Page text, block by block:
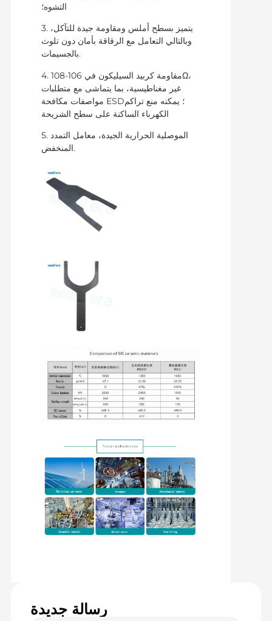
3. يتميز بسطح أملس ومقاومة جيدة للتآكل،
وبالتالي التعامل مع الرقاقة بأمان دون تلوث
بالجسيمات.
4. مقاومة كربيد السيليكون في 106-108Ω،
غير مغناطيسية، بما يتماشى مع متطلبات
مواصفات مكافحة ESD؛ يمكنه منع تراكم
5. الموصلية الحرارية الجيدة، معامل التمدد
المنخفض.
رسالة جديدة